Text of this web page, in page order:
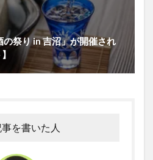
祭り in 吉沼」が開催され
を書いた人